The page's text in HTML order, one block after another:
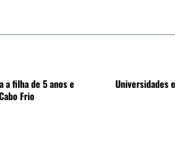
a filha de 5 anos e
Frio
Universidades